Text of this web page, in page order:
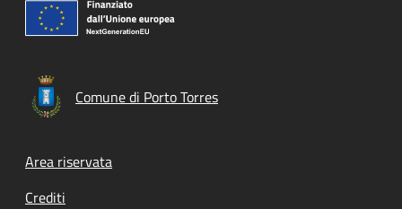
Comune di Porto Torres
Footer menu
Area riservata
Crediti